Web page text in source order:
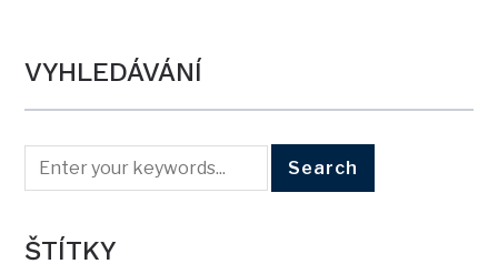
VYHLEDÁVÁNÍ
ŠTÍTKY